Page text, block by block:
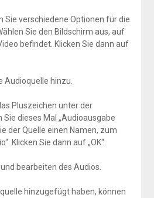
Sie verschiedene Optionen für die
Sie den Bildschirm aus, auf
befindet. Klicken Sie dann auf
Audioquelle hinzu.
Pluszeichen unter der
dieses Mal „Audioausgabe
der Quelle einen Namen, zum
Klicken Sie dann auf „OK“.
bearbeiten des Audios.
hinzugefügt haben, können